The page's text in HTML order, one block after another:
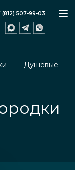
(812) 507-99-03
Душевые